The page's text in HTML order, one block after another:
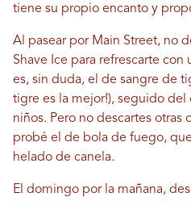
tiene su propio encanto y
Al pasear por Main Street, no
Shave Ice para refrescarte con
es, sin duda, el de sangre de
tigre es la mejor!), seguido
niños. Pero no descartes otras
probé el de bola de fuego,
helado de canela.
El domingo por la mañana,